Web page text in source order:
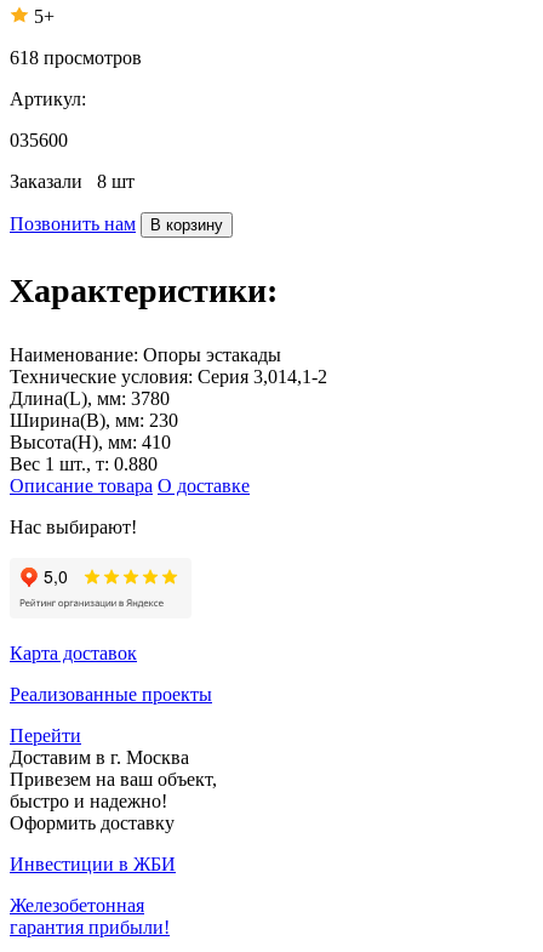
5+
618 просмотров
Артикул:
035600
Заказали 8 шт
Позвонить нам В корзину
Характеристики:
Наименование: Опоры эстакады
Технические условия: Серия 3,014,1-2
Длина(L), мм: 3780
Ширина(B), мм: 230
Высота(H), мм: 410
Вес 1 шт., т: 0.880
Описание товара О доставке
Нас выбирают!
Карта доставок
Реализованные проекты
Перейти
Доставим в г. Москва
Привезем на ваш объект,
быстро и надежно!
Оформить доставку
Инвестиции в ЖБИ
Железобетонная
гарантия прибыли!